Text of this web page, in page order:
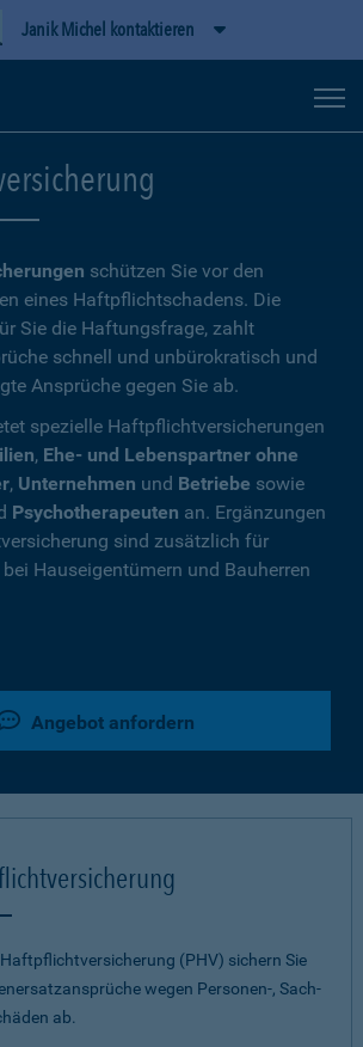
Janik Michel kontaktieren
schützen Sie vor den
eines Haftpflichtschadens. Die
Sie die Haftungsfrage, zahlt
schnell und unbürokratisch und
Ansprüche gegen Sie ab.
spezielle Haftpflichtversicherungen
, Ehe- und Lebenspartner ohne
, Unternehmen und Betriebe sowie
Psychotherapeuten an. Ergänzungen
sind zusätzlich für
Hauseigentümern und Bauherren
Angebot anfordern
(PHV) sichern Sie
wegen Personen-, Sach-
ab.